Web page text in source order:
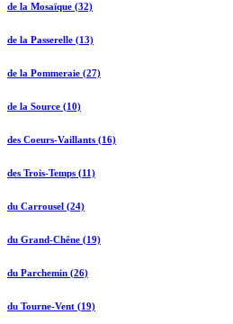
de la Mosaïque (32)
de la Passerelle (13)
de la Pommeraie (27)
de la Source (10)
des Coeurs-Vaillants (16)
des Trois-Temps (11)
du Carrousel (24)
du Grand-Chêne (19)
du Parchemin (26)
du Tourne-Vent (19)